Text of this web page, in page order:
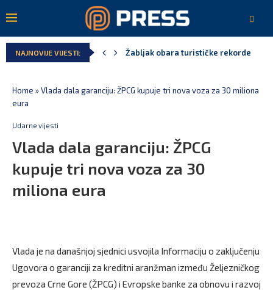
NAJNOVIJE VIJESTI: Žabljak obara turističke rekorde
Home »Vlada dala garanciju: ŽPCG kupuje tri nova voza za 30 miliona
eura
Udarne vijesti
Vlada dala garanciju: ŽPCG
kupuje tri nova voza za 30
miliona eura
Vlada je na današnjoj sjednici usvojila Informaciju o zaključenju
Ugovora o garanciji za kreditni aranžman između Željezničkog
prevoza Crne Gore (ŽPCG) i Evropske banke za obnovu i razvoj